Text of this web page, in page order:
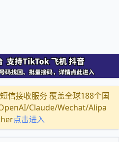
信接收服务 覆盖全球188个国
Claude/Wechat/Alipa
点击进入